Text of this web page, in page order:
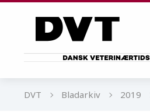
DVT Bladarkiv 2019